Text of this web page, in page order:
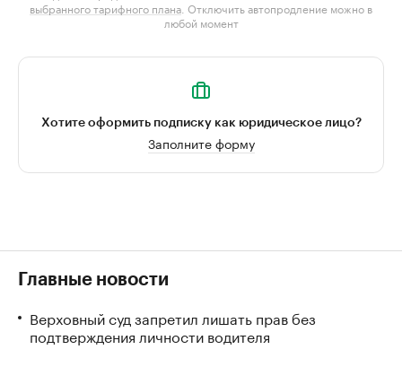
выбранного тарифного плана . Отключить автопродление можно в
любой момент
Хотите оформить подписку как юридическое лицо?
Заполните форму
Главные новости
Верховный суд запретил лишать прав без
подтверждения личности водителя